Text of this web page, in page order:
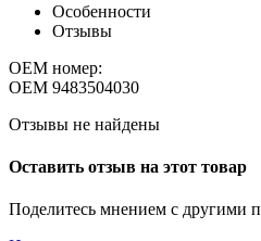
Особенности
Отзывы
OEM номер:
OEM 9483504030
Отзывы не найдены
Оставить отзыв на этот товар
Поделитесь мнением с другими